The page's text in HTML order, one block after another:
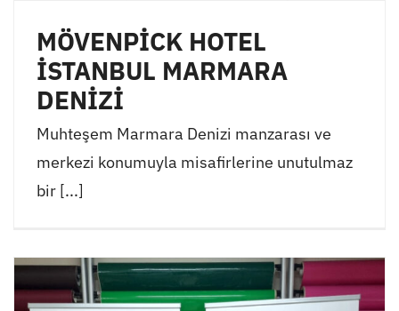
MÖVENPİCK HOTEL
İSTANBUL MARMARA
DENİZİ
Muhteşem Marmara Denizi manzarası ve
merkezi konumuyla misafirlerine unutulmaz
bir [...]